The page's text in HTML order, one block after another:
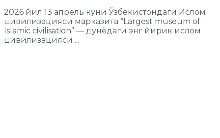
2026 йил 13 апрель куни Ўзбекистондаги Ислом
цивилизацияси марказига “Largest museum of
Islamic civilisation” — дунёдаги энг йирик ислом
цивилизацияси ...